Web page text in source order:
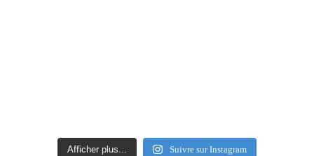
Afficher plus... Suivre sur Instagram